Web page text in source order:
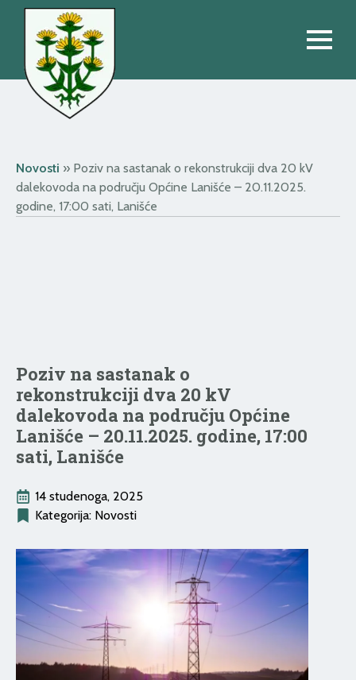
Novosti » Poziv na sastanak o rekonstrukciji dva 20 kV
dalekovoda na području Općine Lanišće – 20.11.2025.
godine, 17:00 sati, Lanišće
Poziv na sastanak o
rekonstrukciji dva 20 kV
dalekovoda na području Općine
Lanišće – 20.11.2025. godine, 17:00
sati, Lanišće
14 studenoga, 2025
Kategorija: Novosti